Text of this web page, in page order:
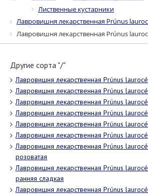
Лиственные кустарники
Лавровишня лекарственная Prúnus
Лавровишня лекарственная Prúnus
Другие сорта "/"
Лавровишня лекарственная Prúnus
Лавровишня лекарственная Prúnus
Лавровишня лекарственная Prúnus
Лавровишня лекарственная Prúnus
Лавровишня лекарственная Prúnus
Лавровишня лекарственная Prúnus
Лавровишня лекарственная Prúnus
розоватая
Лавровишня лекарственная Prúnus
ранняя сладкая
Лавровишня лекарственная Prúnus